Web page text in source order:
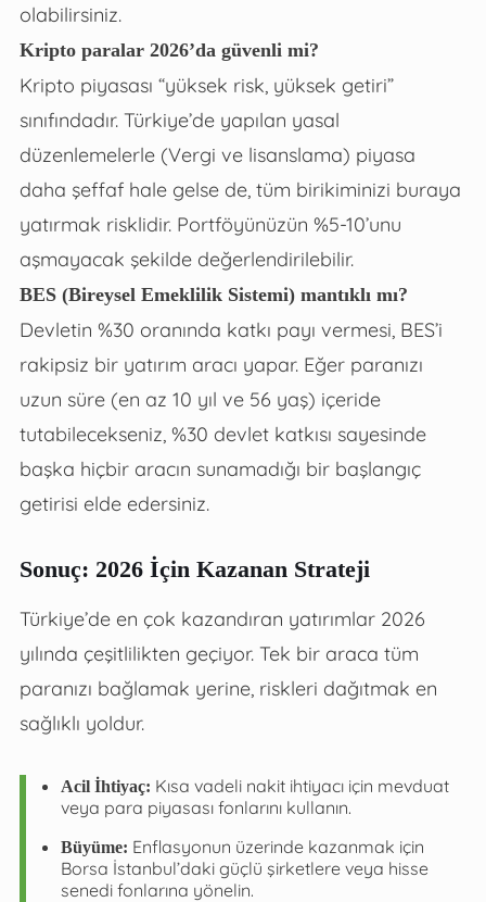
olabilirsiniz.
Kripto paralar 2026’da güvenli mi?
Kripto piyasası “yüksek risk, yüksek getiri”
sınıfındadır. Türkiye’de yapılan yasal
düzenlemelerle (Vergi ve lisanslama) piyasa
daha şeffaf hale gelse de, tüm birikiminizi buraya
yatırmak risklidir. Portföyünüzün %5-10’unu
aşmayacak şekilde değerlendirilebilir.
BES (Bireysel Emeklilik Sistemi) mantıklı mı?
Devletin %30 oranında katkı payı vermesi, BES’i
rakipsiz bir yatırım aracı yapar. Eğer paranızı
uzun süre (en az 10 yıl ve 56 yaş) içeride
tutabilecekseniz, %30 devlet katkısı sayesinde
başka hiçbir aracın sunamadığı bir başlangıç
getirisi elde edersiniz.
Sonuç: 2026 İçin Kazanan Strateji
Türkiye’de en çok kazandıran yatırımlar 2026
yılında çeşitlilikten geçiyor. Tek bir araca tüm
paranızı bağlamak yerine, riskleri dağıtmak en
sağlıklı yoldur.
Acil İhtiyaç: Kısa vadeli nakit ihtiyacı için mevduat
veya para piyasası fonlarını kullanın.
Büyüme: Enflasyonun üzerinde kazanmak için
Borsa İstanbul’daki güçlü şirketlere veya hisse
senedi fonlarına yönelin.